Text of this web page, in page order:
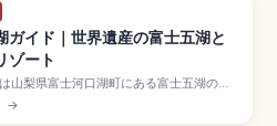
ガイド｜世界遺産の富士五湖と
ゾート
山梨県富士河口湖町にある富士五湖のひ
標高約830m・「富士山-信仰の対象と芸
泉」の構成資産として世界文化遺産に登録
→